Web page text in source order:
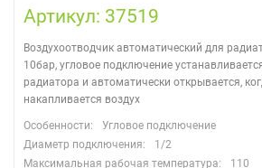
Артикул: 37519
Воздухоотводчик автоматический для
10бар, угловое подключение
радиатора и автоматически открывается,
накапливается воздух
Особенности:
Угловое подключение
Диаметр подключения:
1/2
Максимальная рабочая температура:
110